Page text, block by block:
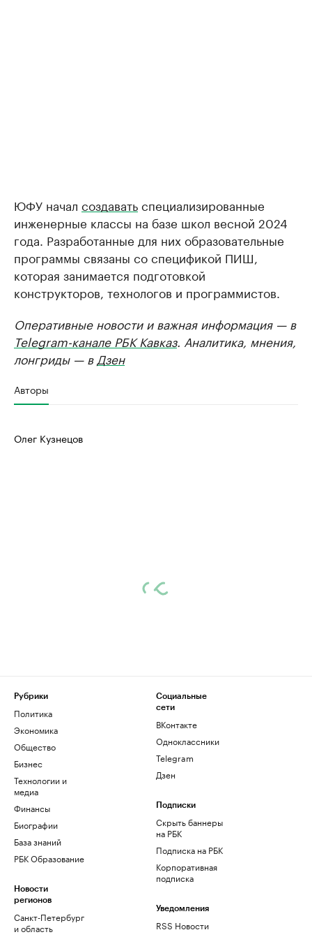
ЮФУ начал создаватьспециализированные
инженерные классы на базе школ весной 2024
года. Разработанные для них образовательные
программы связаны со спецификой ПИШ,
которая занимается подготовкой
конструкторов, технологов и программистов.
Оперативные новости и важная информация — в
Telegram-канале РБК Кавказ. Аналитика, мнения,
лонгриды — в Дзен
Авторы
Олег Кузнецов
Рубрики
Политика
Экономика
Общество
Бизнес
Технологии и
медиа
Финансы
Биографии
База знаний
РБК Образование
Новости
регионов
Санкт-Петербург
и область
Социальные
сети
ВКонтакте
Одноклассники
Telegram
Дзен
Подписки
Скрыть баннеры
на РБК
Подписка на РБК
Корпоративная
подписка
Уведомления
RSS Новости